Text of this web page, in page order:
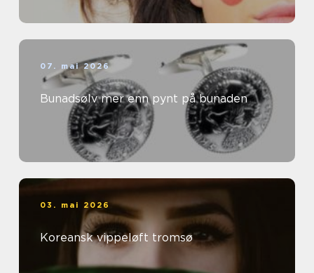
07. mai 2026
Bunadsølv mer enn pynt på bunaden
03. mai 2026
Koreansk vippeløft tromsø